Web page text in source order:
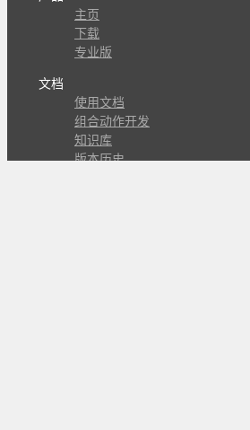
主页
下载
专业版
文档
使用文档
组合动作开发
知识库
版本历史